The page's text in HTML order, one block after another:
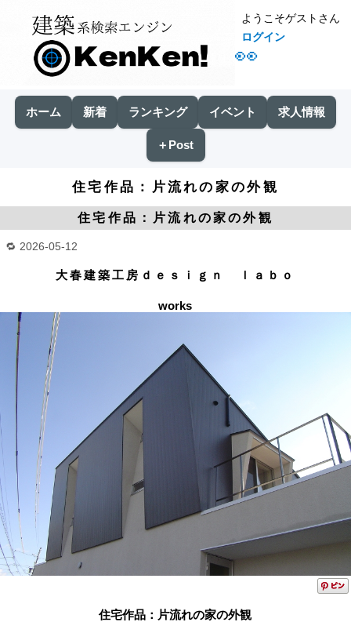
👀
ようこそゲストさん
ログイン
ホーム 新着 ランキング イベント 求人情報
＋Post
住宅作品：片流れの家の外観
住宅作品：片流れの家の外観
2026-05-12
大春建築工房ｄｅｓｉｇｎ ｌａｂｏ
works
住宅作品：片流れの家の外観